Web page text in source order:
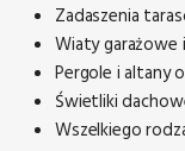
Zadaszenia
Wiaty garażowe
Pergole i altany
Świetliki
Wszelkiego